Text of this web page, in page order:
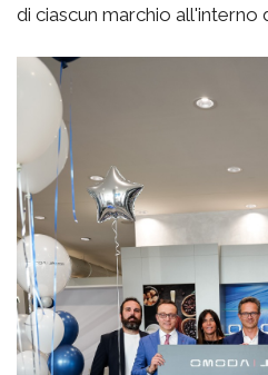
di ciascun marchio all'interno